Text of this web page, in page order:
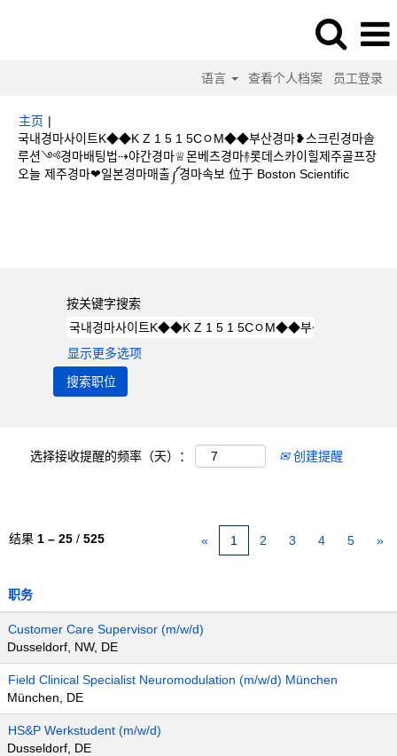
语言 查看个人档案 员工登录
主页 |
국내경마사이트K◆◆K Z 1 5 1 5CㅇM◆◆부산경마❥스크린경마솔
루션༺경마배팅법⇢야간경마♕몬베츠경마࿈롯데스카이힐제주골프장
오늘 제주경마❤일본경마매출༼경마속보 位于 Boston Scientific（当
按关键字搜索
显示更多选项
选择接收提醒的频率（天）： 创建提醒
结果 1 – 25 / 525 « 1 2 3 4 5 »
职务
Customer Care Supervisor (m/w/d)
Dusseldorf, NW, DE
Field Clinical Specialist Neuromodulation (m/w/d) München
München, DE
HS&P Werkstudent (m/w/d)
Dusseldorf, DE